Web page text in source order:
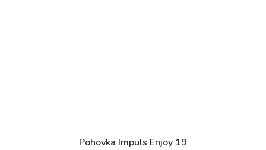
Pohovka Impuls Enjoy 19